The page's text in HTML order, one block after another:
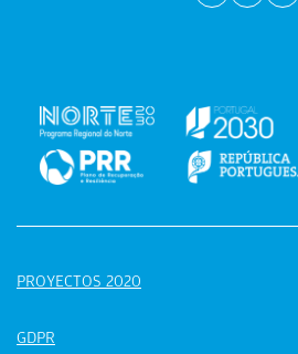
PROYECTOS 2020
GDPR